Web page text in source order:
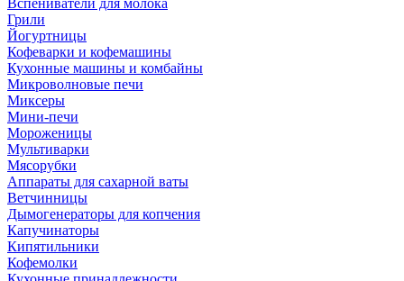
Вспениватели для молока
Грили
Йогуртницы
Кофеварки и кофемашины
Кухонные машины и комбайны
Микроволновые печи
Миксеры
Мини-печи
Мороженицы
Мультиварки
Мясорубки
Аппараты для сахарной ваты
Ветчинницы
Дымогенераторы для копчения
Капучинаторы
Кипятильники
Кофемолки